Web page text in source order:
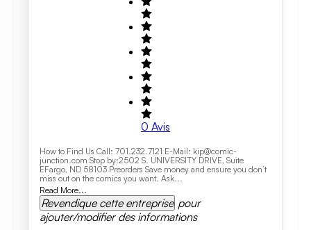
0 Avis
How to Find Us Call: 701.232.7121 E-Mail: kip@comic-
junction.com Stop by:2502 S. UNIVERSITY DRIVE, Suite
EFargo, ND 58103 Preorders Save money and ensure you don’t
miss out on the comics you want. Ask...
Read More...
Revendique cette entreprise pour
ajouter/modifier des informations